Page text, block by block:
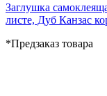
Заглушка
листе, Дуб Канзас
*Предзаказ товара